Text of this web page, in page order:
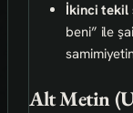
İkinci tekil
beni” ile
Alt Metin